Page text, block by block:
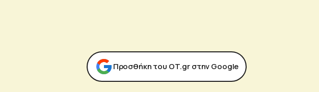
Προσθήκη του ΟΤ.gr στην Google